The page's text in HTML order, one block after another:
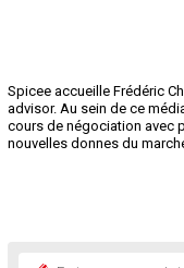
Spicee accueille Frédéric
advisor. Au sein de ce
cours de négociation avec
nouvelles donnes du